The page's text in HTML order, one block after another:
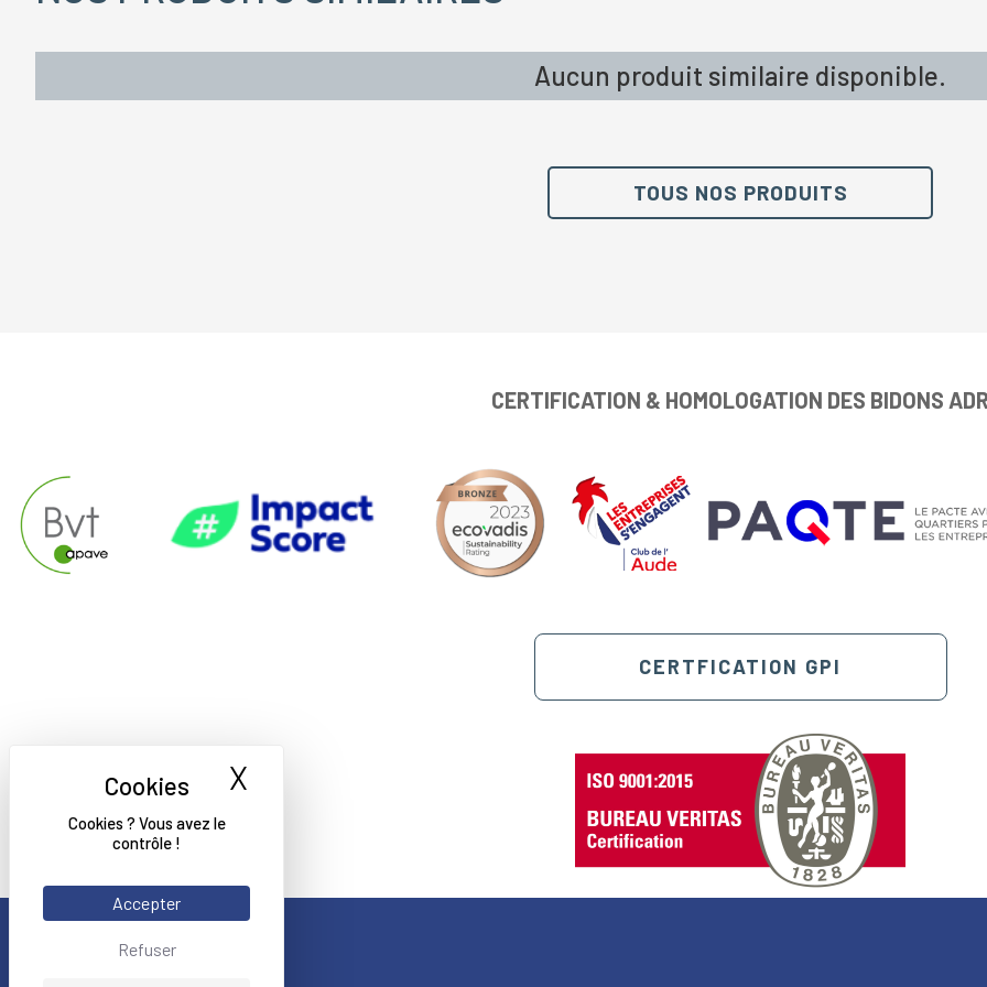
Cookies ? Vous avez le
contrôle !
Accepter
Refuser
X Masquer le bandeau des cookies
Aucun produit similaire disponible.
TOUS NOS PRODUITS
CERTIFICATION & HOMOLOGATION DES BIDONS
CERTFICATION GPI